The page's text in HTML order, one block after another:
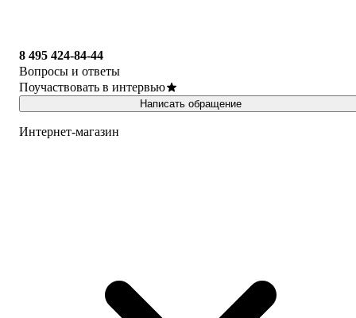
8 495 424-84-44
Вопросы и ответы
Поучаствовать в интервью
Написать обращение
Интернет-магазин